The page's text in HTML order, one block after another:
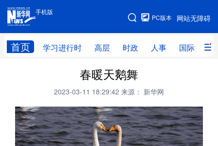
手机版
网站无障碍
PC版本
首页 学习进行时 高层 时政 人事 国际 财
手机版
网站地图
高层 时政
财经 网评
台湾 思客智库 全球连线 教育
科技 科创 量子 体育
春暖天鹅舞
2023-03-11 18:29:42 来源： 新华网